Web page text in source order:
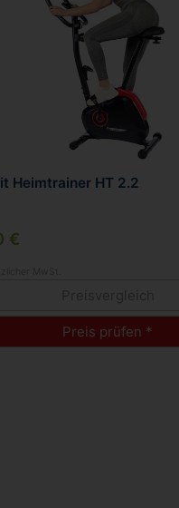
Heimtrainer HT 2.2
€
Preis prüfen *